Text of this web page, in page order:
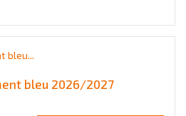
bleu 2026/2027